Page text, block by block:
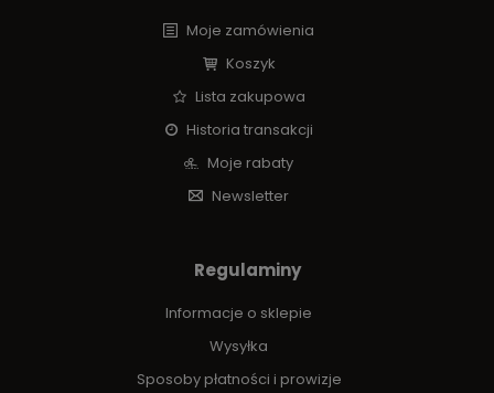
Moje zamówienia
Koszyk
Lista zakupowa
Historia transakcji
Moje rabaty
Newsletter
Regulaminy
Informacje o sklepie
Wysyłka
Sposoby płatności i prowizje